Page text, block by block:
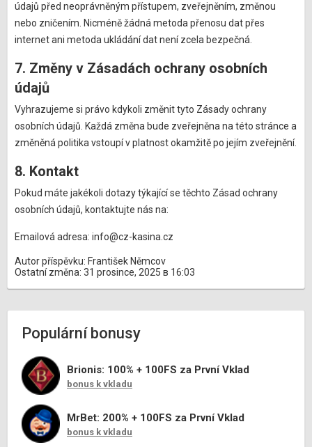
údajů před neoprávněným přístupem, zveřejněním, změnou
nebo zničením. Nicméně žádná metoda přenosu dat přes
internet ani metoda ukládání dat není zcela bezpečná.
7. Změny v Zásadách ochrany osobních
údajů
Vyhrazujeme si právo kdykoli změnit tyto Zásady ochrany
osobních údajů. Každá změna bude zveřejněna na této stránce a
změněná politika vstoupí v platnost okamžitě po jejím zveřejnění.
8. Kontakt
Pokud máte jakékoli dotazy týkající se těchto Zásad ochrany
osobních údajů, kontaktujte nás na:
Emailová adresa: info@cz-kasina.cz
Autor příspěvku: František Němcov
Ostatní změna: 31 prosince, 2025 в 16:03
Populární bonusy
Brionis: 100% + 100FS za První Vklad
bonus k vkladu
MrBet: 200% + 100FS za První Vklad
bonus k vkladu